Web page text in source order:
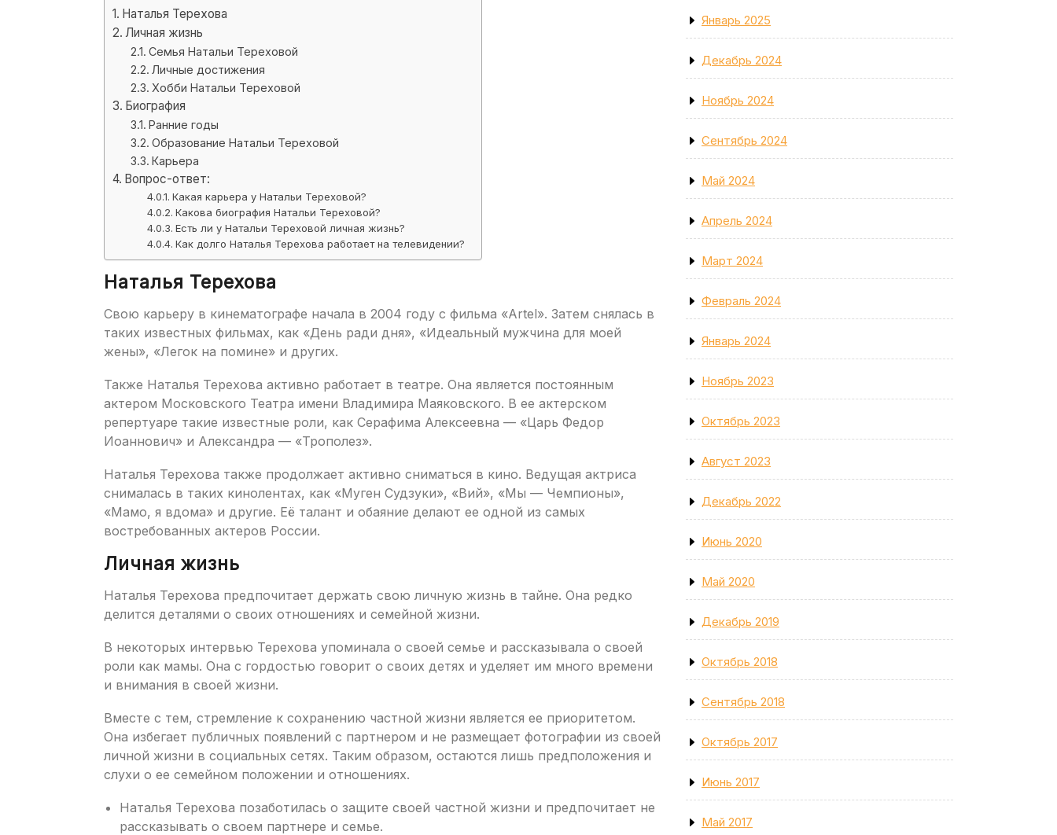
Наталья Терехова
Личная жизнь
Семья Натальи Тереховой
Личные достижения
Хобби Натальи Тереховой
Биография
Ранние годы
Образование Натальи Тереховой
Карьера
Вопрос-ответ:
Какая карьера у Натальи Тереховой?
Какова биография Натальи Тереховой?
Есть ли у Натальи Тереховой личная жизнь?
Как долго Наталья Терехова работает на телевидении?
Наталья Терехова
Свою карьеру в кинематографе начала в 2004 году с фильма «Artel». Затем снялась в
таких известных фильмах, как «День ради дня», «Идеальный мужчина для моей
жены», «Легок на помине» и других.
Также Наталья Терехова активно работает в театре. Она является постоянным
актером Московского Театра имени Владимира Маяковского. В ее актерском
репертуаре такие известные роли, как Серафима Алексеевна — «Царь Федор
Иоаннович» и Александра — «Трополез».
Наталья Терехова также продолжает активно сниматься в кино. Ведущая актриса
снималась в таких кинолентах, как «Муген Судзуки», «Вий», «Мы — Чемпионы»,
«Мамо, я вдома» и другие. Её талант и обаяние делают ее одной из самых
востребованных актеров России.
Личная жизнь
Наталья Терехова предпочитает держать свою личную жизнь в тайне. Она редко
делится деталями о своих отношениях и семейной жизни.
В некоторых интервью Терехова упоминала о своей семье и рассказывала о своей
роли как мамы. Она с гордостью говорит о своих детях и уделяет им много времени
и внимания в своей жизни.
Вместе с тем, стремление к сохранению частной жизни является ее приоритетом.
Она избегает публичных появлений с партнером и не размещает фотографии из своей
личной жизни в социальных сетях. Таким образом, остаются лишь предположения и
слухи о ее семейном положении и отношениях.
Наталья Терехова позаботилась о защите своей частной жизни и предпочитает не
рассказывать о своем партнере и семье.
Январь 2025
Декабрь 2024
Ноябрь 2024
Сентябрь 2024
Май 2024
Апрель 2024
Март 2024
Февраль 2024
Январь 2024
Ноябрь 2023
Октябрь 2023
Август 2023
Декабрь 2022
Июнь 2020
Май 2020
Декабрь 2019
Октябрь 2018
Сентябрь 2018
Октябрь 2017
Июнь 2017
Май 2017